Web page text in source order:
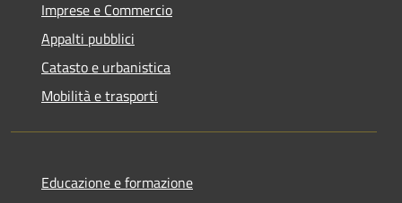
Imprese e Commercio
Appalti pubblici
Catasto e urbanistica
Mobilità e trasporti
Educazione e formazione